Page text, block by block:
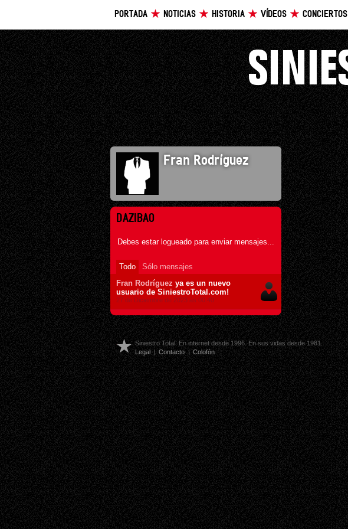
PORTADA NOTICIAS HISTORIA VÍDEOS CONCIERTOS
Fran Rodríguez
DAZIBAO
Debes estar logueado para enviar mensajes...
Todo
Sólo mensajes
Fran Rodríguez ya es un nuevo
usuario de SiniestroTotal.com!
27 de Diciembre de 2023 ás 00:40
Siniestro Total. En internet desde 1996. En sus vidas desde 1981.
Legal | Contacto | Colofón